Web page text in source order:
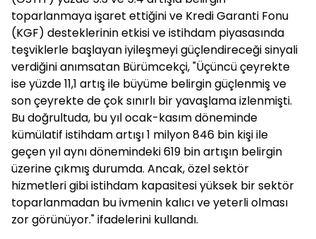
toparlanmaya işaret ettiğini ve Kredi Garanti Fonu
(KGF) desteklerinin etkisi ve istihdam piyasasında
teşviklerle başlayan iyileşmeyi güçlendireceği sinyali
verdiğini anımsatan Bürümcekçi, "Üçüncü çeyrekte
ise yüzde 11,1 artış ile büyüme belirgin güçlenmiş ve
son çeyrekte de çok sınırlı bir yavaşlama izlenmişti.
Bu doğrultuda, bu yıl ocak-kasım döneminde
kümülatif istihdam artışı 1 milyon 846 bin kişi ile
geçen yıl aynı dönemindeki 619 bin artışın belirgin
üzerine çıkmış durumda. Ancak, özel sektör
hizmetleri gibi istihdam kapasitesi yüksek bir sektör
toparlanmadan bu ivmenin kalıcı ve yeterli olması
zor görünüyor." ifadelerini kullandı.